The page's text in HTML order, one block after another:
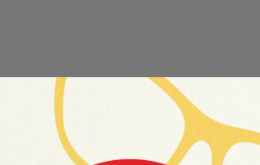
საიტის სრული ვერსია
© 2008 იანვარი, «მსოფლიო სპორტი»
ვებ-გვერდ WORLDSPORT.GE-ს ინფორმაციებისა და
ფოტომასალის გამოყენება, რედაქციასთან
შეთანხმების გარეშე, აკრძალულია!